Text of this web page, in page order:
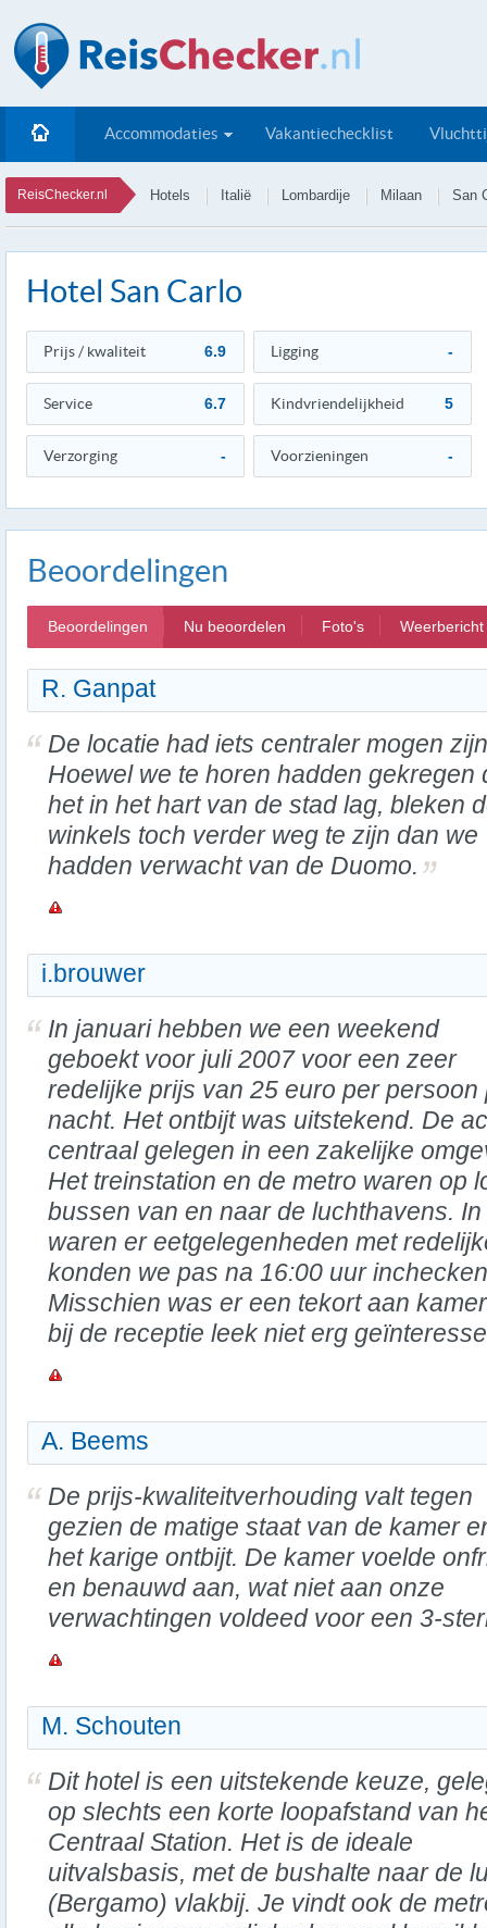
Accommodaties Vakantiechecklist
ReisChecker.nl Hotels Italië Lombardije Milaan San
Hotel San Carlo
Prijs / kwaliteit 6.9 Ligging -
Service 6.7 Kindvriendelijkheid 5
Verzorging - Voorzieningen -
Beoordelingen
Beoordelingen Nu beoordelen Foto's Weerbericht
R. Ganpat
De locatie had iets centraler mogen
Hoewel we te horen hadden gekregen
het in het hart van de stad lag, bleken
winkels toch verder weg te zijn dan we
hadden verwacht van de Duomo.
i.brouwer
In januari hebben we een weekend
geboekt voor juli 2007 voor een zeer
redelijke prijs van 25 euro per persoon
nacht. Het ontbijt was uitstekend. De
centraal gelegen in een zakelijke
Het treinstation en de metro waren op
bussen van en naar de luchthavens.
waren er eetgelegenheden met
konden we pas na 16:00 uur
Misschien was er een tekort aan
bij de receptie leek niet erg
A. Beems
De prijs-kwaliteitverhouding valt tegen
gezien de matige staat van de kamer
het karige ontbijt. De kamer voelde
en benauwd aan, wat niet aan onze
verwachtingen voldeed voor een 3-
M. Schouten
Dit hotel is een uitstekende keuze,
op slechts een korte loopafstand van
Centraal Station. Het is de ideale
uitvalsbasis, met de bushalte naar de
(Bergamo) vlakbij. Je vindt ook de